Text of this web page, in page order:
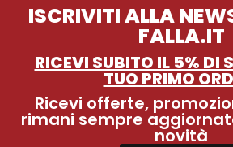
ISCRIVITI ALLA
FALLA.IT
RICEVI SUBITO IL 5% DI
TUO PRIMO
Ricevi offerte,
rimani sempre
novità